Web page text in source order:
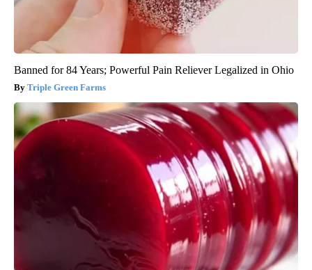
Banned for 84 Years; Powerful Pain Reliever Legalized in Ohio
Triple Green Farms